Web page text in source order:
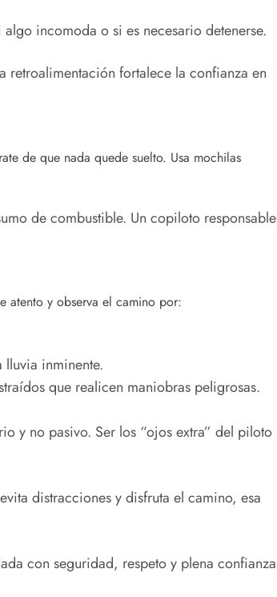
incomoda o si es necesario detenerse.
retroalimentación fortalece la confianza en
de que nada quede suelto. Usa mochilas
de combustible. Un copiloto responsable
atento y observa el camino por:
lluvia inminente.
que realicen maniobras peligrosas.
y no pasivo. Ser los “ojos extra” del piloto
distracciones y disfruta el camino, esa
con seguridad, respeto y plena confianza